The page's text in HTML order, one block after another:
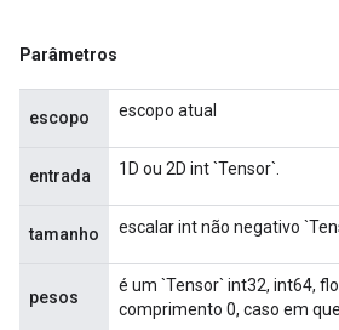
Parâmetros
escopo escopo atual
entrada 1D ou 2D int `Tensor`.
tamanho escalar int não negativo
pesos
é um `Tensor` int32, int64,
comprimento 0, caso em